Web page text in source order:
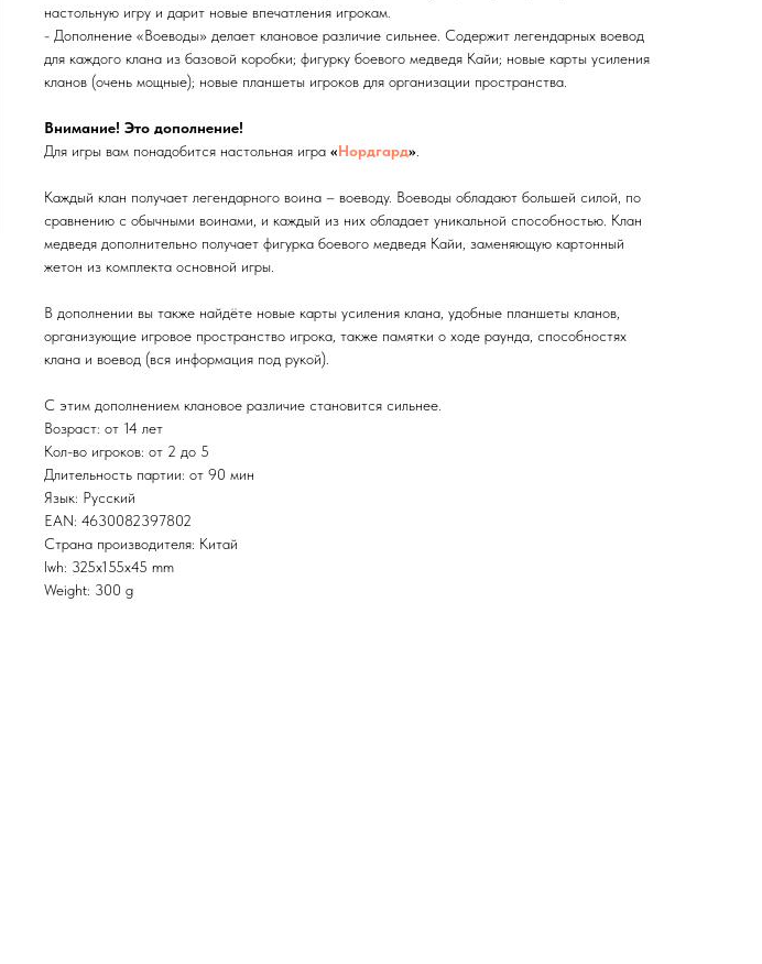
настольную игру и дарит новые впечатления игрокам.
- Дополнение «Воеводы» делает клановое различие сильнее. Содержит легендарных воевод
для каждого клана из базовой коробки; фигурку боевого медведя Кайи; новые карты усиления
кланов (очень мощные); новые планшеты игроков для организации пространства.
Внимание! Это дополнение!
Для игры вам понадобится настольная игра «Нордгард».
Каждый клан получает легендарного воина – воеводу. Воеводы обладают большей силой, по
сравнению с обычными воинами, и каждый из них обладает уникальной способностью. Клан
медведя дополнительно получает фигурка боевого медведя Кайи, заменяющую картонный
жетон из комплекта основной игры.
В дополнении вы также найдёте новые карты усиления клана, удобные планшеты кланов,
организующие игровое пространство игрока, также памятки о ходе раунда, способностях
клана и воевод (вся информация под рукой).
С этим дополнением клановое различие становится сильнее.
Возраст: от 14 лет
Кол-во игроков: от 2 до 5
Длительность партии: от 90 мин
Язык: Русский
EAN: 4630082397802
Страна производителя: Китай
lwh: 325x155x45 mm
Weight: 300 g